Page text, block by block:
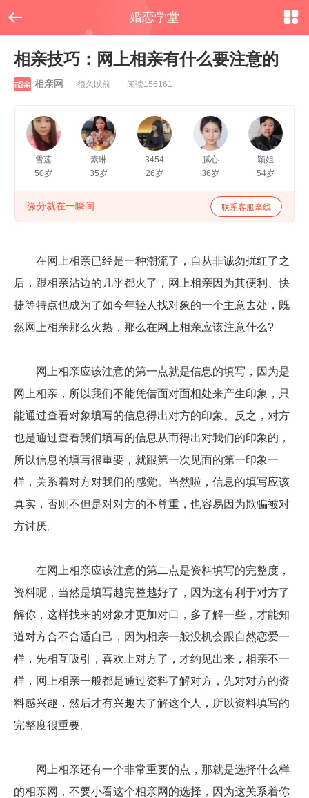
 婚恋学堂
相亲技巧：网上相亲有什么要注意的
相亲网 很久以前 阅读156161
雪莲
50岁
素琳
35岁
3454
26岁
腻心
36岁
颖姐
54岁
缘分就在一瞬间 联系客服牵线
在网上相亲已经是一种潮流了，自从非诚勿扰红了之
后，跟相亲沾边的几乎都火了，网上相亲因为其便利、快
捷等特点也成为了如今年轻人找对象的一个主意去处，既
然网上相亲那么火热，那么在网上相亲应该注意什么?
网上相亲应该注意的第一点就是信息的填写，因为是
网上相亲，所以我们不能凭借面对面相处来产生印象，只
能通过查看对象填写的信息得出对方的印象。反之，对方
也是通过查看我们填写的信息从而得出对我们的印象的，
所以信息的填写很重要，就跟第一次见面的第一印象一
样，关系着对方对我们的感觉。当然啦，信息的填写应该
真实，否则不但是对对方的不尊重，也容易因为欺骗被对
方讨厌。
在网上相亲应该注意的第二点是资料填写的完整度，
资料呢，当然是填写越完整越好了，因为这有利于对方了
解你，这样找来的对象才更加对口，多了解一些，才能知
道对方合不合适自己，因为相亲一般没机会跟自然恋爱一
样，先相互吸引，喜欢上对方了，才约见出来，相亲不一
样，网上相亲一般都是通过资料了解对方，先对对方的资
料感兴趣，然后才有兴趣去了解这个人，所以资料填写的
完整度很重要。
网上相亲还有一个非常重要的点，那就是选择什么样
的相亲网，不要小看这个相亲网的选择，因为这关系着你
